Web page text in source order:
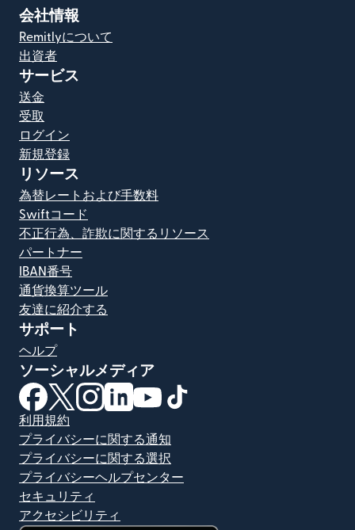
会社情報
Remitlyについて
出資者
サービス
送金
受取
ログイン
新規登録
リソース
為替レートおよび手数料
Swiftコード
不正行為、詐欺に関するリソース
パートナー
IBAN番号
通貨換算ツール
友達に紹介する
サポート
ヘルプ
ソーシャルメディア
（別ウィンドウで開きます）
（別ウィンドウで開きます）
（別ウィンドウで開きます）
（別ウィンドウで開きます）
（別ウィンドウで開きます）
利用規約
プライバシーに関する通知
プライバシーに関する選択
プライバシーヘルプセンター
セキュリティ
アクセシビリティ